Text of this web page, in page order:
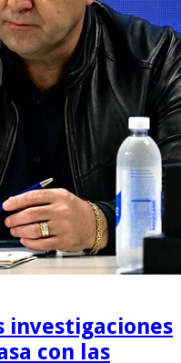
investigaciones
con las